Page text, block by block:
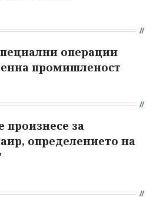
операции
промишленост
за
определението на